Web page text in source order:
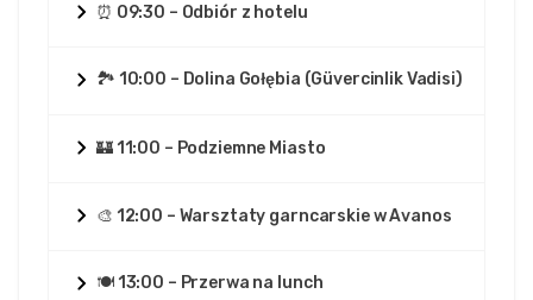
⏰ 09:30 – Odbiór z hotelu
🏞️ 10:00 – Dolina Gołębia (Güvercinlik Vadisi)
🏰 11:00 – Podziemne Miasto
🎨 12:00 – Warsztaty garncarskie w Avanos
🍽️ 13:00 – Przerwa na lunch